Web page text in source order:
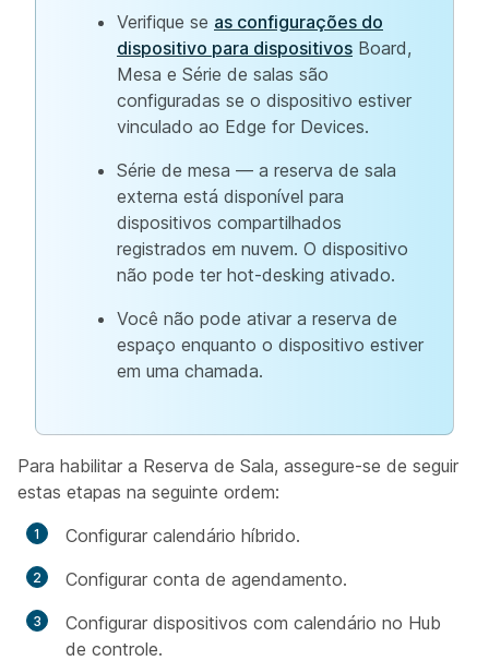
Verifique se as configurações do
dispositivo para dispositivos Board,
Mesa e Série de salas são
configuradas se o dispositivo estiver
vinculado ao Edge for Devices.
Série de mesa — a reserva de sala
externa está disponível para
dispositivos compartilhados
registrados em nuvem. O dispositivo
não pode ter hot-desking ativado.
Você não pode ativar a reserva de
espaço enquanto o dispositivo estiver
em uma chamada.
Para habilitar a Reserva de Sala, assegure-se de seguir
estas etapas na seguinte ordem:
Configurar calendário híbrido.
Configurar conta de agendamento.
Configurar dispositivos com calendário no Hub
de controle.